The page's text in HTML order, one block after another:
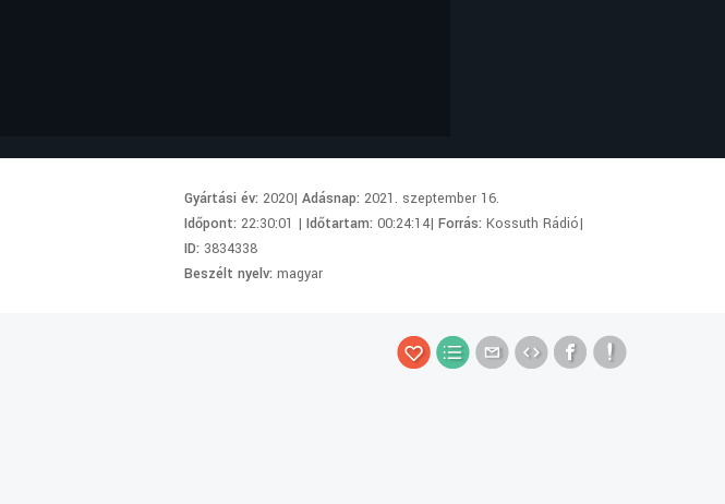
Gyártási év:2020|Adásnap:2021. szeptember 16.
Időpont:22:30:01 |Időtartam:00:24:14|Forrás:Kossuth Rádió|
ID: 3834338
Beszélt nyelv:magyar